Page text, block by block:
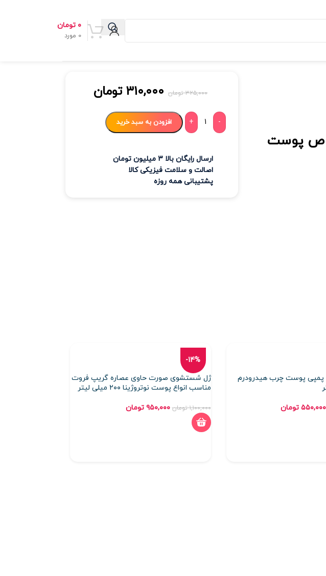
0 مورد
۰ تومان
پوست
۳۲۵,۰۰۰ تومان ۳۱۰,۰۰۰ تومان
-
+ افزودن به سبد خرید
ارسال رایگان بالا 3 میلیون تومان
اصالت و سلامت فیزیکی کالا
پشتیبانی همه روزه
پوست چرب هیدرودرم
۵۵۰,۰۰۰ تومان
-14%
ژل شستشوی صورت حاوی عصاره گریپ فروت
مناسب انواع پوست نوتروژینا ۲۰۰ میلی لیتر
۱,۱۰۰,۰۰۰ تومان ۹۵۰,۰۰۰ تومان